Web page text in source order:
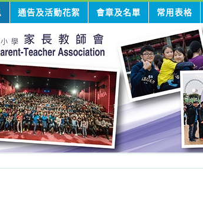
通告及活動花絮 會章及名單 常用表格